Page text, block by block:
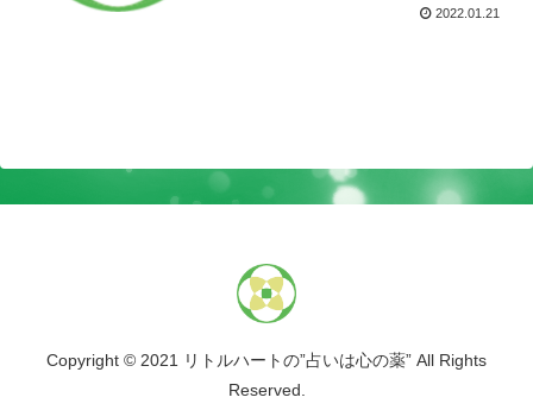
2022.01.21
Copyright © 2021 リトルハートの”占いは心の薬” All Rights
Reserved.